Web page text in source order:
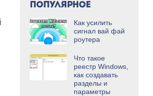
ПОПУЛЯРНОЕ
Как усилить
сигнал вай фай
роутера
Что такое
реестр Windows,
как создавать
разделы и
параметры